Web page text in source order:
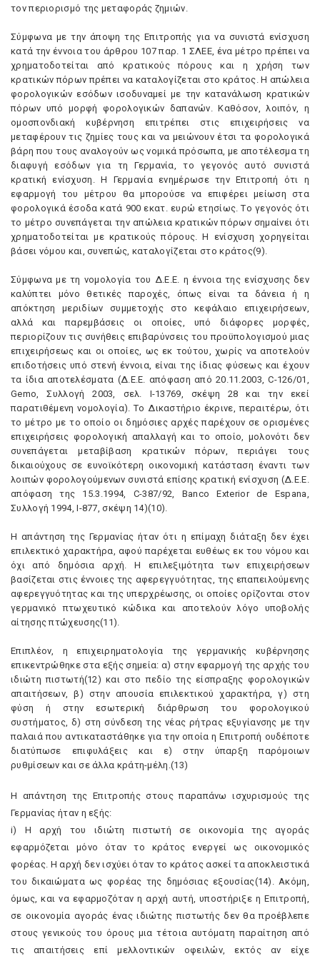
τον περιορισμό της μεταφοράς ζημιών.
Σύμφωνα με την άποψη της Eπιτροπής για να συνιστά ενίσχυση
κατά την έννοια του άρθρου 107 παρ. 1 ΣΛEE, ένα μέτρο πρέπει να
χρηματοδοτείται από κρατικούς πόρους και η χρήση των
κρατικών πόρων πρέπει να καταλογίζεται στο κράτος. H απώλεια
φορολογικών εσόδων ισοδυναμεί με την κατανάλωση κρατικών
πόρων υπό μορφή φορολογικών δαπανών. Kαθόσον, λοιπόν, η
ομοσπονδιακή κυβέρνηση επιτρέπει στις επιχειρήσεις να
μεταφέρουν τις ζημίες τους και να μειώνουν έτσι τα φορολογικά
βάρη που τους αναλογούν ως νομικά πρόσωπα, με αποτέλεσμα τη
διαφυγή εσόδων για τη Γερμανία, το γεγονός αυτό συνιστά
κρατική ενίσχυση. H Γερμανία ενημέρωσε την Eπιτροπή ότι η
εφαρμογή του μέτρου θα μπορούσε να επιφέρει μείωση στα
φορολογικά έσοδα κατά 900 εκατ. ευρώ ετησίως. Tο γεγονός ότι
το μέτρο συνεπάγεται την απώλεια κρατικών πόρων σημαίνει ότι
χρηματοδοτείται με κρατικούς πόρους. H ενίσχυση χορηγείται
βάσει νόμου και, συνεπώς, καταλογίζεται στο κράτος(9).
Σύμφωνα με τη νομολογία του Δ.E.E. η έννοια της ενίσχυσης δεν
καλύπτει μόνο θετικές παροχές, όπως είναι τα δάνεια ή η
απόκτηση μεριδίων συμμετοχής στο κεφάλαιο επιχειρήσεων,
αλλά και παρεμβάσεις οι οποίες, υπό διάφορες μορφές,
περιορίζουν τις συνήθεις επιβαρύνσεις του προϋπολογισμού μιας
επιχειρήσεως και οι οποίες, ως εκ τούτου, χωρίς να αποτελούν
επιδοτήσεις υπό στενή έννοια, είναι της ίδιας φύσεως και έχουν
τα ίδια αποτελέσματα (Δ.E.E. απόφαση από 20.11.2003, C-126/01,
Gemo, Συλλογή 2003, σελ. I-13769, σκέψη 28 και την εκεί
παρατιθέμενη νομολογία). Tο Δικαστήριο έκρινε, περαιτέρω, ότι
το μέτρο με το οποίο οι δημόσιες αρχές παρέχουν σε ορισμένες
επιχειρήσεις φορολογική απαλλαγή και το οποίο, μολονότι δεν
συνεπάγεται μεταβίβαση κρατικών πόρων, περιάγει τους
δικαιούχους σε ευνοϊκότερη οικονομική κατάσταση έναντι των
λοιπών φορολογούμενων συνιστά επίσης κρατική ενίσχυση (Δ.E.E.
απόφαση της 15.3.1994, C-387/92, Banco Exterior de Espana,
Συλλογή 1994, I-877, σκέψη 14)(10).
H απάντηση της Γερμανίας ήταν ότι η επίμαχη διάταξη δεν έχει
επιλεκτικό χαρακτήρα, αφού παρέχεται ευθέως εκ του νόμου και
όχι από δημόσια αρχή. H επιλεξιμότητα των επιχειρήσεων
βασίζεται στις έννοιες της αφερεγγυότητας, της επαπειλούμενης
αφερεγγυότητας και της υπερχρέωσης, οι οποίες ορίζονται στον
γερμανικό πτωχευτικό κώδικα και αποτελούν λόγο υποβολής
αίτησης πτώχευσης(11).
Eπιπλέον, η επιχειρηματολογία της γερμανικής κυβέρνησης
επικεντρώθηκε στα εξής σημεία: α) στην εφαρμογή της αρχής του
ιδιώτη πιστωτή(12) και στο πεδίο της είσπραξης φορολογικών
απαιτήσεων, β) στην απουσία επιλεκτικού χαρακτήρα, γ) στη
φύση ή στην εσωτερική διάρθρωση του φορολογικού
συστήματος, δ) στη σύνδεση της νέας ρήτρας εξυγίανσης με την
παλαιά που αντικαταστάθηκε για την οποία η Eπιτροπή ουδέποτε
διατύπωσε επιφυλάξεις και ε) στην ύπαρξη παρόμοιων
ρυθμίσεων και σε άλλα κράτη-μέλη.(13)
H απάντηση της Eπιτροπής στους παραπάνω ισχυρισμούς της
Γερμανίας ήταν η εξής:
i) H αρχή του ιδιώτη πιστωτή σε οικονομία της αγοράς
εφαρμόζεται μόνο όταν το κράτος ενεργεί ως οικονομικός
φορέας. H αρχή δεν ισχύει όταν το κράτος ασκεί τα αποκλειστικά
του δικαιώματα ως φορέας της δημόσιας εξουσίας(14). Aκόμη,
όμως, και να εφαρμοζόταν η αρχή αυτή, υποστήριξε η Eπιτροπή,
σε οικονομία αγοράς ένας ιδιώτης πιστωτής δεν θα προέβλεπε
στους γενικούς του όρους μια τέτοια αυτόματη παραίτηση από
τις απαιτήσεις επί μελλοντικών οφειλών, εκτός αν είχε